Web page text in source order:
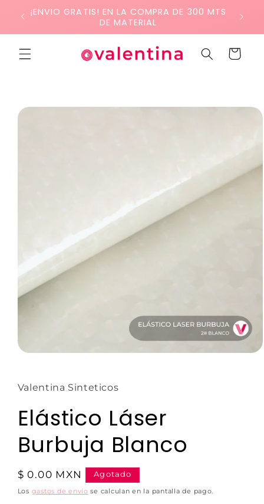
directamente
¡ENVIO GRATIS! EN LA COMPRA DE 300 MTS
DE MATERIAL
Carrito
directamente
a la
Valentina Sinteticos
Elástico Láser
Burbuja Blanco
$ 0.00 MXN Agotado
Los gastos de envío se calculan en la pantalla de pago.